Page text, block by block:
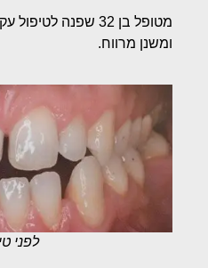
מטופל בן 32 שפנה
ומשנן מרווח.
לפני